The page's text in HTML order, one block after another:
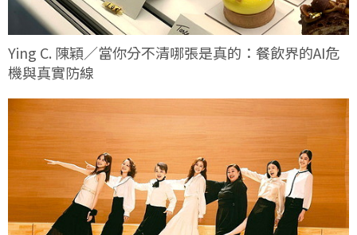
Ying C. 陳穎／當你分不清哪張是真的：餐飲界的AI危
機與真實防線